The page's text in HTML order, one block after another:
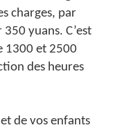
charges, par
yuans. C’est
1300 et 2500
des heures
de vos enfants